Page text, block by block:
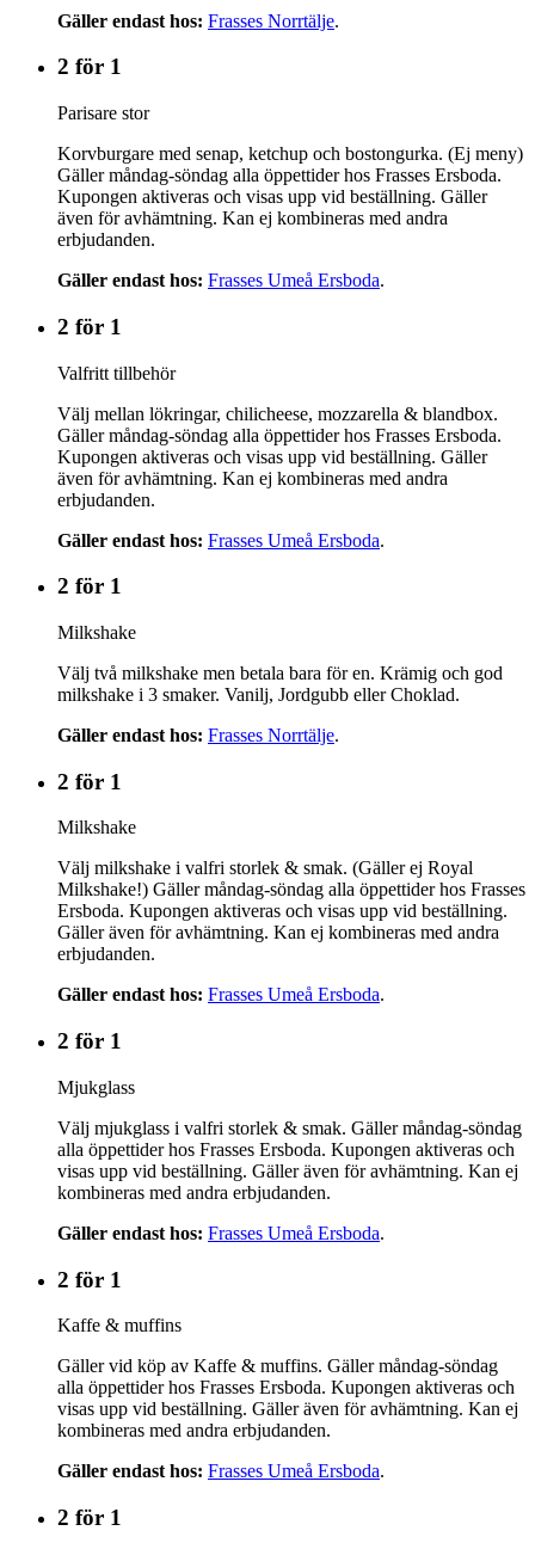
Gäller endast hos: Frasses Norrtälje.
2 för 1
Parisare stor
Korvburgare med senap, ketchup och bostongurka. (Ej meny)
Gäller måndag-söndag alla öppettider hos Frasses Ersboda.
Kupongen aktiveras och visas upp vid beställning. Gäller
även för avhämtning. Kan ej kombineras med andra
erbjudanden.
Gäller endast hos: Frasses Umeå Ersboda.
2 för 1
Valfritt tillbehör
Välj mellan lökringar, chilicheese, mozzarella & blandbox.
Gäller måndag-söndag alla öppettider hos Frasses Ersboda.
Kupongen aktiveras och visas upp vid beställning. Gäller
även för avhämtning. Kan ej kombineras med andra
erbjudanden.
Gäller endast hos: Frasses Umeå Ersboda.
2 för 1
Milkshake
Välj två milkshake men betala bara för en. Krämig och god
milkshake i 3 smaker. Vanilj, Jordgubb eller Choklad.
Gäller endast hos: Frasses Norrtälje.
2 för 1
Milkshake
Välj milkshake i valfri storlek & smak. (Gäller ej Royal
Milkshake!) Gäller måndag-söndag alla öppettider hos Frasses
Ersboda. Kupongen aktiveras och visas upp vid beställning.
Gäller även för avhämtning. Kan ej kombineras med andra
erbjudanden.
Gäller endast hos: Frasses Umeå Ersboda.
2 för 1
Mjukglass
Välj mjukglass i valfri storlek & smak. Gäller måndag-söndag
alla öppettider hos Frasses Ersboda. Kupongen aktiveras och
visas upp vid beställning. Gäller även för avhämtning. Kan ej
kombineras med andra erbjudanden.
Gäller endast hos: Frasses Umeå Ersboda.
2 för 1
Kaffe & muffins
Gäller vid köp av Kaffe & muffins. Gäller måndag-söndag
alla öppettider hos Frasses Ersboda. Kupongen aktiveras och
visas upp vid beställning. Gäller även för avhämtning. Kan ej
kombineras med andra erbjudanden.
Gäller endast hos: Frasses Umeå Ersboda.
2 för 1